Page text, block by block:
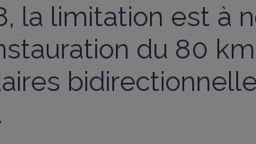
la limitation est à
du 80